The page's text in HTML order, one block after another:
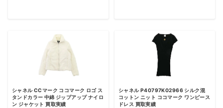
シャネル CCマーク ココマーク ロゴ ス
タンドカラー 中綿 ジップアップ ナイロ
ン ジャケット 買取実績
シャネル P40797K02966 シルク混
コットン ニット ココマーク ワンピース
ドレス 買取実績